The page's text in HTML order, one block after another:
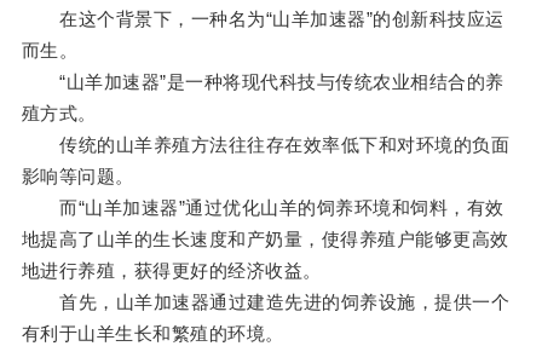
在这个背景下，一种名为“山羊加速器”的创新科技应运
而生。
“山羊加速器”是一种将现代科技与传统农业相结合的养
殖方式。
传统的山羊养殖方法往往存在效率低下和对环境的负面
影响等问题。
而“山羊加速器”通过优化山羊的饲养环境和饲料，有效
地提高了山羊的生长速度和产奶量，使得养殖户能够更高效
地进行养殖，获得更好的经济收益。
首先，山羊加速器通过建造先进的饲养设施，提供一个
有利于山羊生长和繁殖的环境。